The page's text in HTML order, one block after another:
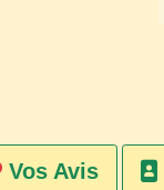
Vos Avis